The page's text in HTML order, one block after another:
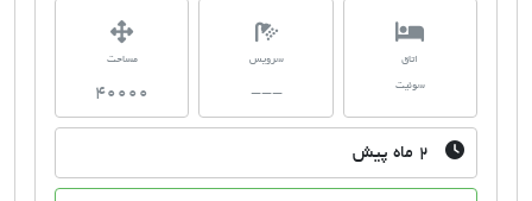
اتاق
سوئیت
سرویس
---
مساحت
40000
۲ ماه پیش